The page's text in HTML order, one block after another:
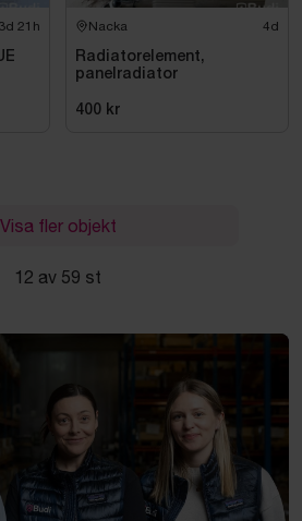
3d 21h Nacka 4d
Radiatorelement,
panelradiator
400 kr
Visa fler objekt
12 av 59 st